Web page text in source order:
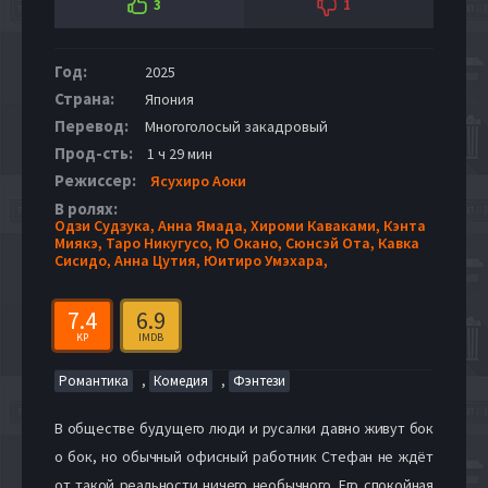
3 1
Год: 2025
Страна: Япония
Перевод: Многоголосый закадровый
Прод-сть: 1 ч 29 мин
Режиссер: Ясухиро Аоки
В ролях:
Одзи Судзука, Анна Ямада, Хироми Каваками, Кэнта
Миякэ, Таро Никугусо, Ю Окано, Сюнсэй Ота, Кавка
Сисидо, Анна Цутия, Юитиро Умэхара,
7.4
KP
6.9
IMDB
Романтика , Комедия , Фэнтези
В обществе будущего люди и русалки давно живут бок
о бок, но обычный офисный работник Стефан не ждёт